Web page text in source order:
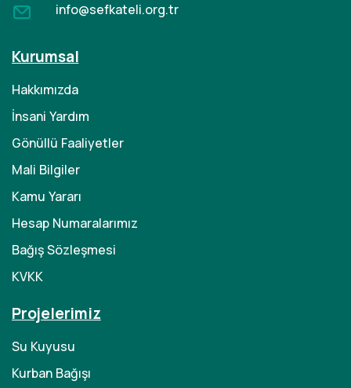
info@sefkateli.org.tr
Kurumsal
Hakkımızda
İnsani Yardım
Gönüllü Faaliyetler
Mali Bilgiler
Kamu Yararı
Hesap Numaralarımız
Bağış Sözleşmesi
KVKK
Projelerimiz
Su Kuyusu
Kurban Bağışı